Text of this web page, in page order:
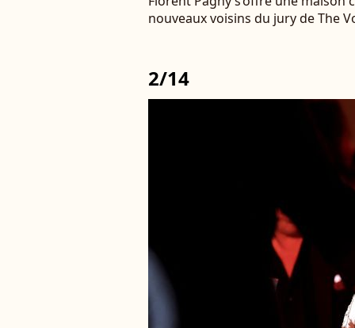
nouveaux voisins du jury de The
2/14